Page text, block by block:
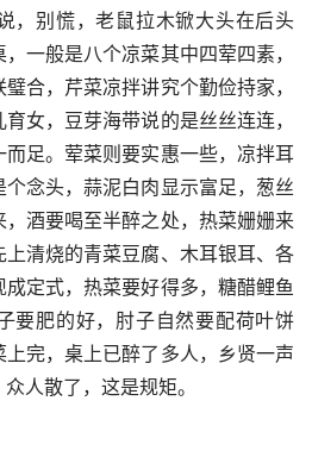
，别慌，老鼠拉木锨大头在后头
一般是八个凉菜其中四荤四素，
合，芹菜凉拌讲究个勤俭持家，
女，豆芽海带说的是丝丝连连，
足。荤菜则要实惠一些，凉拌耳
念头，蒜泥白肉显示富足，葱丝
酒要喝至半醉之处，热菜姗姗来
清烧的青菜豆腐、木耳银耳、各
定式，热菜要好得多，糖醋鲤鱼
要肥的好，肘子自然要配荷叶饼
完，桌上已醉了多人，乡贤一声
人散了，这是规矩。